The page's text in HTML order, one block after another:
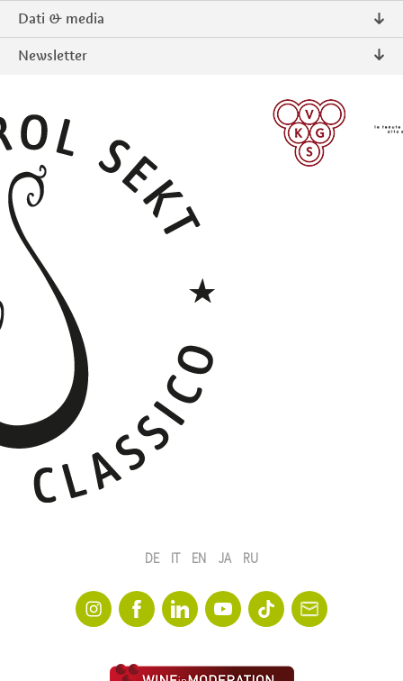
Chi siamo
Contatto
Intranet
Dati & media
Comunicati stampa
Newsletter
DE IT EN JA RU